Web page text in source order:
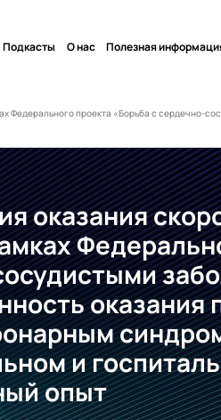
Подкасты О нас Полезная
Федерального проекта «Борьба с сердечно-
оказания
и
опыт